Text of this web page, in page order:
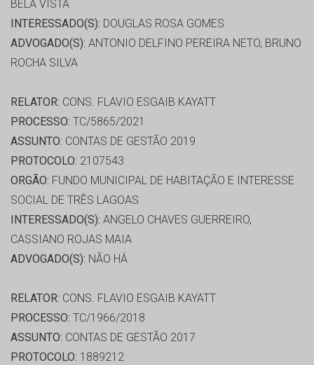
BELA VISTA
INTERESSADO(S): DOUGLAS ROSA GOMES
ADVOGADO(S): ANTONIO DELFINO PEREIRA NETO, BRUNO
ROCHA SILVA
RELATOR: CONS. FLAVIO ESGAIB KAYATT
PROCESSO: TC/5865/2021
ASSUNTO: CONTAS DE GESTÃO 2019
PROTOCOLO: 2107543
ORGÃO: FUNDO MUNICIPAL DE HABITAÇÃO E INTERESSE
SOCIAL DE TRÊS LAGOAS
INTERESSADO(S): ANGELO CHAVES GUERREIRO,
CASSIANO ROJAS MAIA
ADVOGADO(S): NÃO HÁ
RELATOR: CONS. FLAVIO ESGAIB KAYATT
PROCESSO: TC/1966/2018
ASSUNTO: CONTAS DE GESTÃO 2017
PROTOCOLO: 1889212